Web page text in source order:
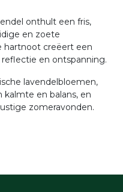
onthult een fris,
en zoete
hartnoot creëert een
en ontspanning.
lavendelbloemen,
en balans, en
zomeravonden.